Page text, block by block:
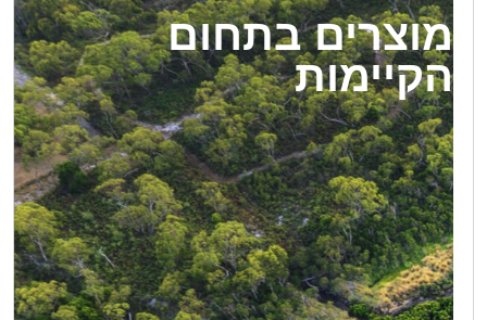
מוצרים בתחום
הקיימות